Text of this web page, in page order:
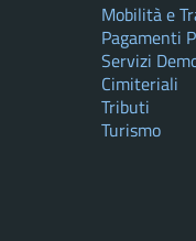
Mobilità e
Pagamenti
Servizi
Cimiteriali
Tributi
Turismo